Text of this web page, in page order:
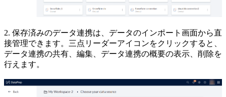
2. 保存済みのデータ連携は、データのインポート画面から直
接管理できます。三点リーダーアイコンをクリックすると、
データ連携の共有、編集、データ連携の概要の表示、削除を
行えます。